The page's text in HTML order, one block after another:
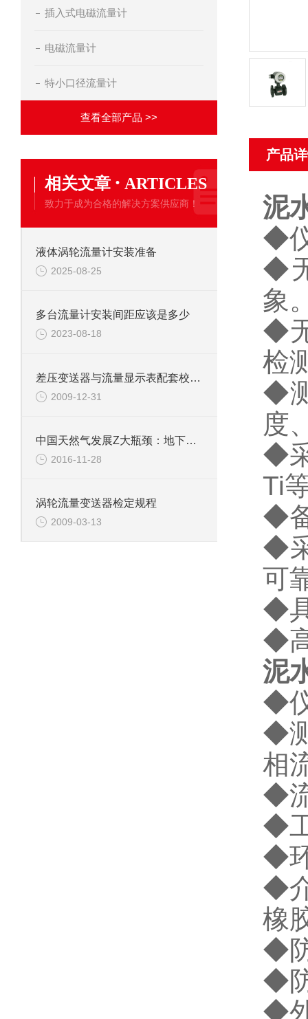
插入式电磁流量计
电磁流量计
特小口径流量计
查看全部产品 >>
相关文章 · ARTICLES
致力于成为合格的解决方案供应商！
液体涡轮流量计安装准备
2025-08-25
多台流量计安装间距应该是多少
2023-08-18
差压变送器与流量显示表配套校验的条件一般是具备的
2009-12-31
中国天然气发展Z大瓶颈：地下储气库不足
2016-11-28
涡轮流量变送器检定规程
2009-03-13
产品
泥
◆
◆
象
◆
检
◆
度
◆
Ti
◆
◆
可
◆
◆
泥
◆
◆
相
◆
◆
◆
◆
橡
◆
◆
◆